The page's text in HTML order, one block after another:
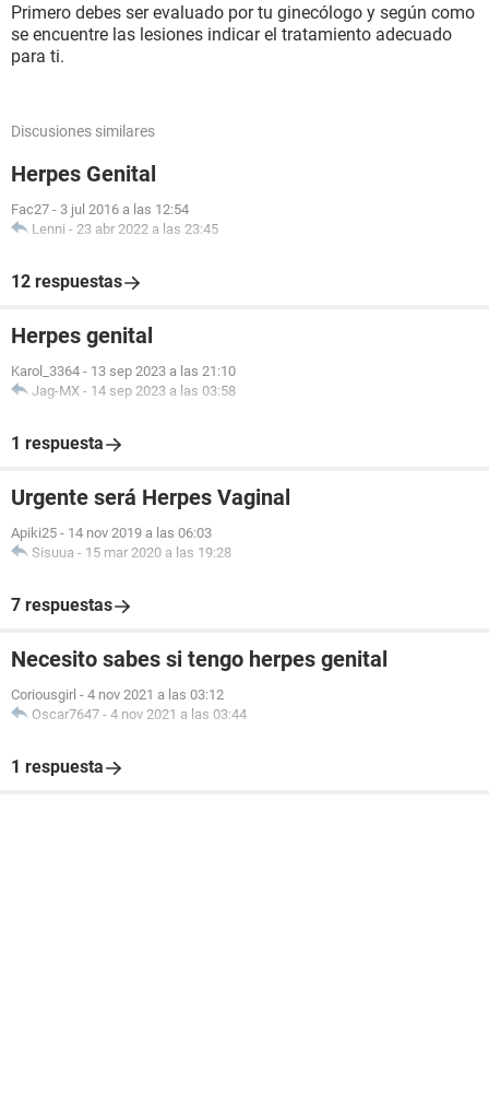
Primero debes ser evaluado por tu ginecólogo y según como
se encuentre las lesiones indicar el tratamiento adecuado
para ti.
Discusiones similares
Herpes Genital
Fac27 - 3 jul 2016 a las 12:54
Lenni - 23 abr 2022 a las 23:45
12 respuestas
Herpes genital
Karol_3364 - 13 sep 2023 a las 21:10
Jag-MX - 14 sep 2023 a las 03:58
1 respuesta
Urgente será Herpes Vaginal
Apiki25 - 14 nov 2019 a las 06:03
Sisuua - 15 mar 2020 a las 19:28
7 respuestas
Necesito sabes si tengo herpes genital
Coriousgirl - 4 nov 2021 a las 03:12
Oscar7647 - 4 nov 2021 a las 03:44
1 respuesta